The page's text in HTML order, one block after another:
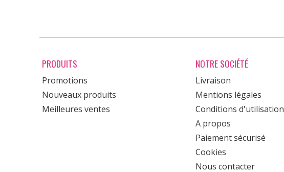
PRODUITS
Promotions
Nouveaux produits
Meilleures ventes
NOTRE SOCIÉTÉ
Livraison
Mentions légales
Conditions d'utilisation
A propos
Paiement sécurisé
Cookies
Nous contacter